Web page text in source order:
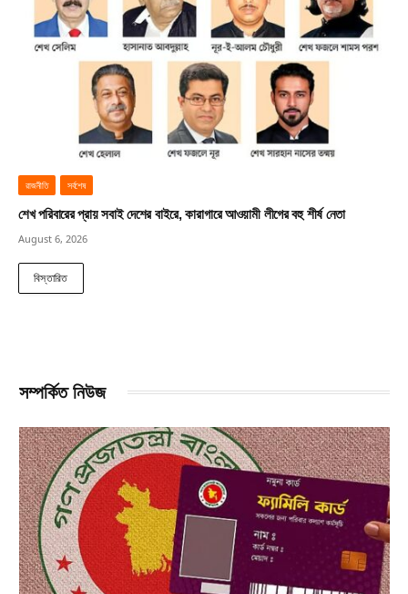
রাজনীতি সর্বশেষ
শেখ পরিবারের প্রায় সবাই দেশের বাইরে, কারাগারে আওয়ামী লীগের বহু শীর্ষ নেতা
August 6, 2026
বিস্তারিত
সম্পর্কিত নিউজ